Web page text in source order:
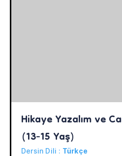
Hikaye Yazalım ve
(13-15 Yaş)
Dersin Dili : Türkçe